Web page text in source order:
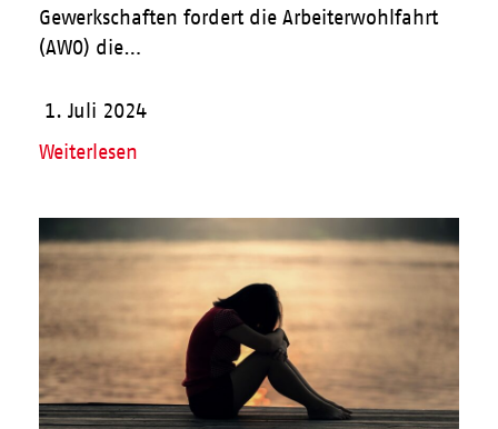
Gewerkschaften fordert die Arbeiterwohlfahrt
(AWO) die…
1. Juli 2024
Weiterlesen